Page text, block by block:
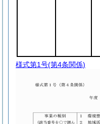
様式第1号(第4条関係)